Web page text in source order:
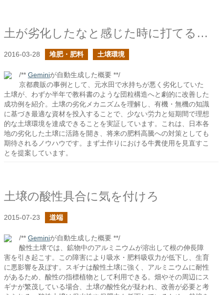
土が劣化したなと感じた時に打てる手は？
2016-03-28 堆肥・肥料 土壌環境
/** Geminiが自動生成した概要 **/
京都農販の事例として、元水田で水持ちが悪く劣化していた
土壌が、わずか半年で教科書のような団粒構造へと劇的に改善した
成功例を紹介。土壌の劣化メカニズムを理解し、有機・無機の知識
に基づき最適な資材を投入することで、少ない労力と短期間で理想
的な土壌環境を達成できることを実証しています。これは、日本各
地の劣化した土壌に活路を開き、将来の肥料高騰への対策としても
期待されるノウハウです。まず土作りにおける牛糞使用を見直すこ
とを提案しています。
土壌の酸性具合に気を付けろ
2015-07-23 道端
/** Geminiが自動生成した概要 **/
酸性土壌では、鉱物中のアルミニウムが溶出して根の伸長障
害を引き起こす。この障害により吸水・肥料吸収力が低下し、生育
に悪影響を及ぼす。スギナは酸性土壌に強く、アルミニウムに耐性
があるため、酸性の指標植物として利用できる。畑やその周辺にス
ギナが繁茂している場合、土壌の酸性化が疑われ、改善が必要と考